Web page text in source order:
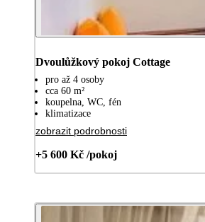
Dvoulůžkový pokoj Cottage
pro až 4 osoby
cca 60 m²
koupelna, WC, fén
klimatizace
zobrazit podrobnosti
+5 600 Kč /pokoj